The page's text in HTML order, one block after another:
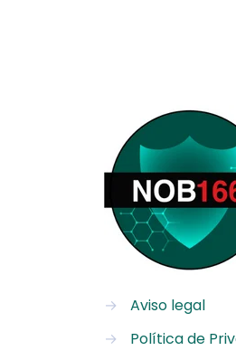
→
Aviso legal
→
Política de